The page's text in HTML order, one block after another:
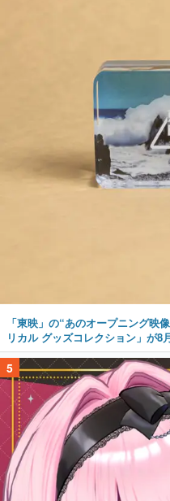
「東映」の“あのオープニング映
リカル グッズコレクション」が8
5